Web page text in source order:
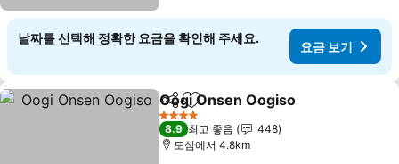
날짜를 선택해 정확한 요금을 확인해 주세요.
요금 보기
공유 즐겨찾기에 추가
Oogi Onsen Oogiso
4 성급
8.9 최고 좋음
448
도심에서 4.8km